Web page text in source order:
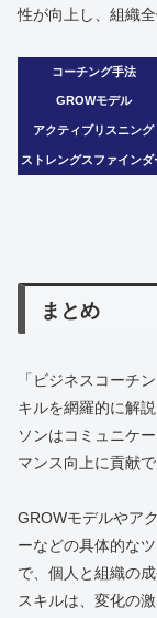
性が向上し、組織
コーチング手法
GROWモデル
アクティブリスニング
ストレングスファインダ
まとめ
「ビジネスコーチ
キルを網羅的に解
ソンはコミュニケ
マンス向上に貢献
GROWモデルやア
ーなどの具体的な
で、個人と組織の
スキルは、変化の